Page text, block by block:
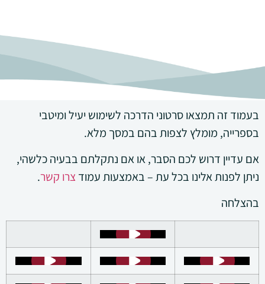
בעמוד זה תמצאו סרטוני הדרכה לשימוש יעיל ומיטבי
בספרייה, מומלץ לצפות בהם במסך מלא.
אם עדיין דרוש לכם הסבר, או אם נתקלתם בבעיה כלשהי,
ניתן לפנות אלינו בכל עת – באמצעות עמוד צרו קשר.
בהצלחה